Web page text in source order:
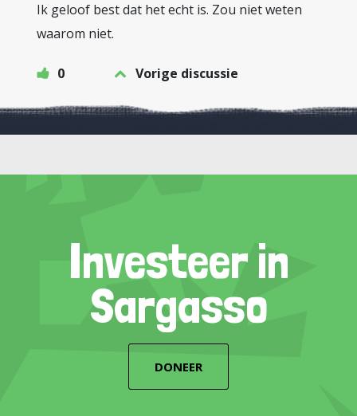
Ik geloof best dat het echt is. Zou niet weten
waarom niet.
0 Vorige discussie
Investeer in
Sargasso
DONEER